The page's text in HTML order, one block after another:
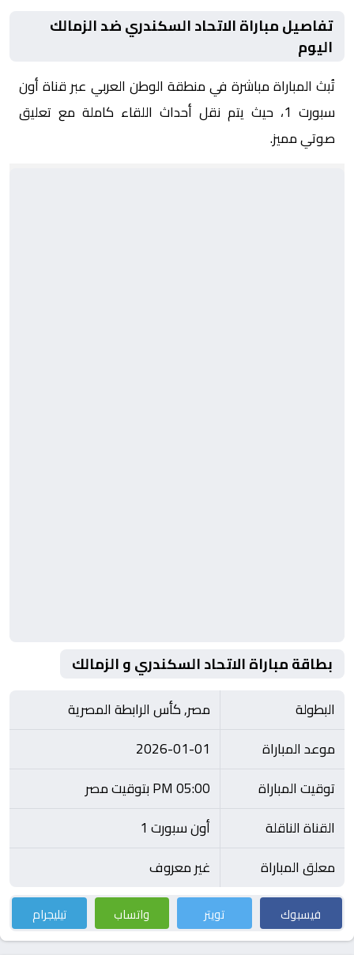
تفاصيل مباراة الاتحاد السكندري ضد الزمالك
اليوم
تُبث المباراة مباشرة في منطقة الوطن العربي عبر قناة أون
سبورت 1، حيث يتم نقل أحداث اللقاء كاملة مع تعليق
صوتي مميز.
بطاقة مباراة الاتحاد السكندري و الزمالك
البطولة
مصر, كأس الرابطة المصرية
موعد المباراة
2026-01-01
توقيت المباراة
05:00 PM بتوقيت مصر
القناة الناقلة
أون سبورت 1
معلق المباراة
غير معروف
فيسبوك تويتر واتساب تيليجرام